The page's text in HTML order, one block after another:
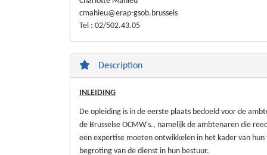
cmahieu@erap-gsob.brussels
Tel : 02/502.43.05
Description
INLEIDING
De opleiding is in de eerste plaats bedoeld voor de
de Brusselse OCMW's., namelijk de ambtenaren die
een expertise moeten ontwikkelen in het kader van
begroting van de dienst in hun bestuur.